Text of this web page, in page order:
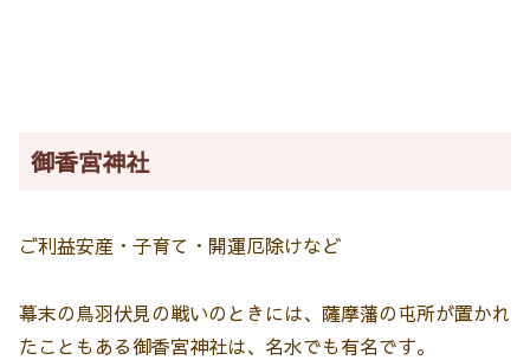
御香宮神社
ご利益安産・子育て・開運厄除けなど
幕末の鳥羽伏見の戦いのときには、薩摩藩の屯所が置かれ
たこともある御香宮神社は、名水でも有名です。